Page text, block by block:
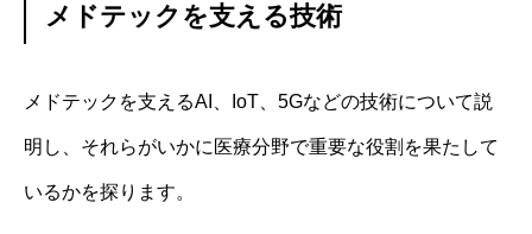
メドテックを支える技術
メドテックを支えるAI、IoT、5Gなどの技術について説
明し、それらがいかに医療分野で重要な役割を果たして
いるかを探ります。